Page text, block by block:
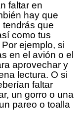
faltar en
hay que
tendrás que
como tus
ejemplo, si
en el avión o el
aprovechar y
lectura. O si
faltar
un gorro o una
pareo o toalla